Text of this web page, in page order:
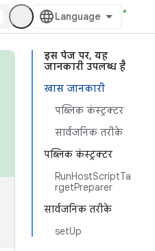
इस पेज पर, यह
जानकारी उपलब्ध है
खास जानकारी
पब्लिक कंस्ट्रक्टर
सार्वजनिक तरीके
पब्लिक कंस्ट्रक्टर
RunHostScriptTa
rgetPreparer
सार्वजनिक तरीके
setUp